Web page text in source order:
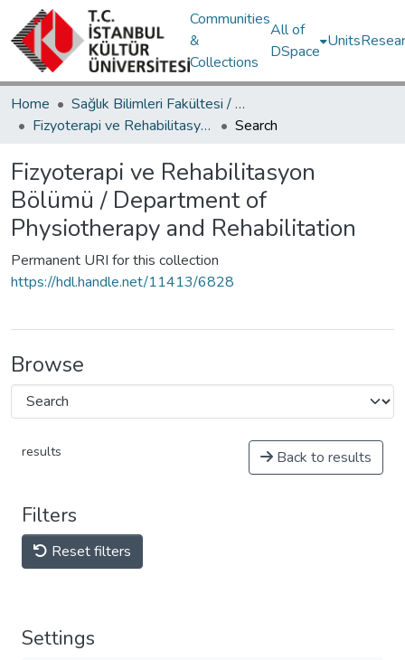
Communities
&
Collections
All of
DSpace
Units
Home
Sağlık Bilimleri Fakültesi / Faculty of Health Sciences
Fizyoterapi ve Rehabilitasyon Bölümü / Department of Physiotherapy and Rehabilitation
Search
Fizyoterapi ve Rehabilitasyon
Bölümü / Department of
Physiotherapy and Rehabilitation
Permanent URI for this collection
https://hdl.handle.net/11413/6828
Browse
results Back to results
Filters
Reset filters
Settings